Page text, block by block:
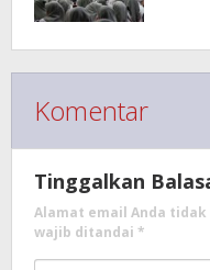
Komentar
Tinggalkan
Alamat email Anda
wajib ditandai *